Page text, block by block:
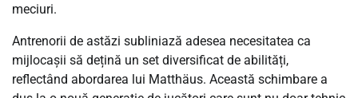
meciuri.
Antrenorii de astăzi subliniază adesea necesitatea ca
mijlocașii să dețină un set diversificat de abilități,
reflectând abordarea lui Matthäus. Această schimbare a